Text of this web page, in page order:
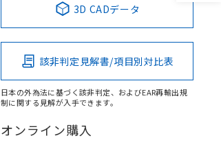
3D CADデータ
該非判定見解書/項目別対比表
日本の外為法に基づく該非判定、およびEAR再輸出規
制に関する見解が入手できます。
オンライン購入